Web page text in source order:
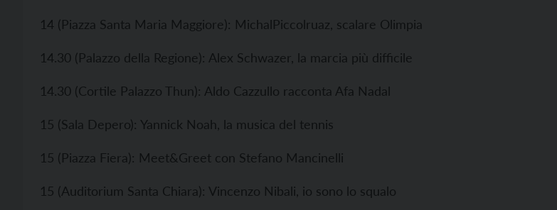
14 (Piazza Santa Maria Maggiore): MichalPiccolruaz, scalare Olimpia
14.30 (Palazzo della Regione): Alex Schwazer, la marcia più difficile
14.30 (Cortile Palazzo Thun): Aldo Cazzullo racconta Afa Nadal
15 (Sala Depero): Yannick Noah, la musica del tennis
15 (Piazza Fiera): Meet&Greet con Stefano Mancinelli
15 (Auditorium Santa Chiara): Vincenzo Nibali, io sono lo squalo